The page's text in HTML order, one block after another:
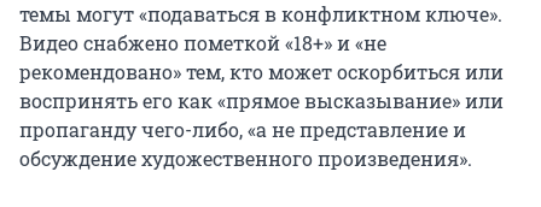
темы могут «подаваться в конфликтном ключе».
Видео снабжено пометкой «18+» и «не
рекомендовано» тем, кто может оскорбиться или
воспринять его как «прямое высказывание» или
пропаганду чего-либо, «а не представление и
обсуждение художественного произведения».